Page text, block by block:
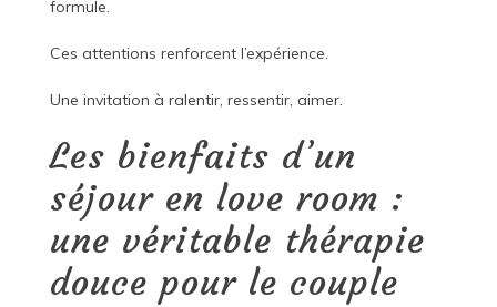
formule.
Ces attentions renforcent l’expérience.
Une invitation à ralentir, ressentir, aimer.
Les bienfaits d’un
séjour en love room :
une véritable thérapie
douce pour le couple